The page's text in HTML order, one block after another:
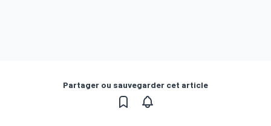
Partager ou sauvegarder cet article